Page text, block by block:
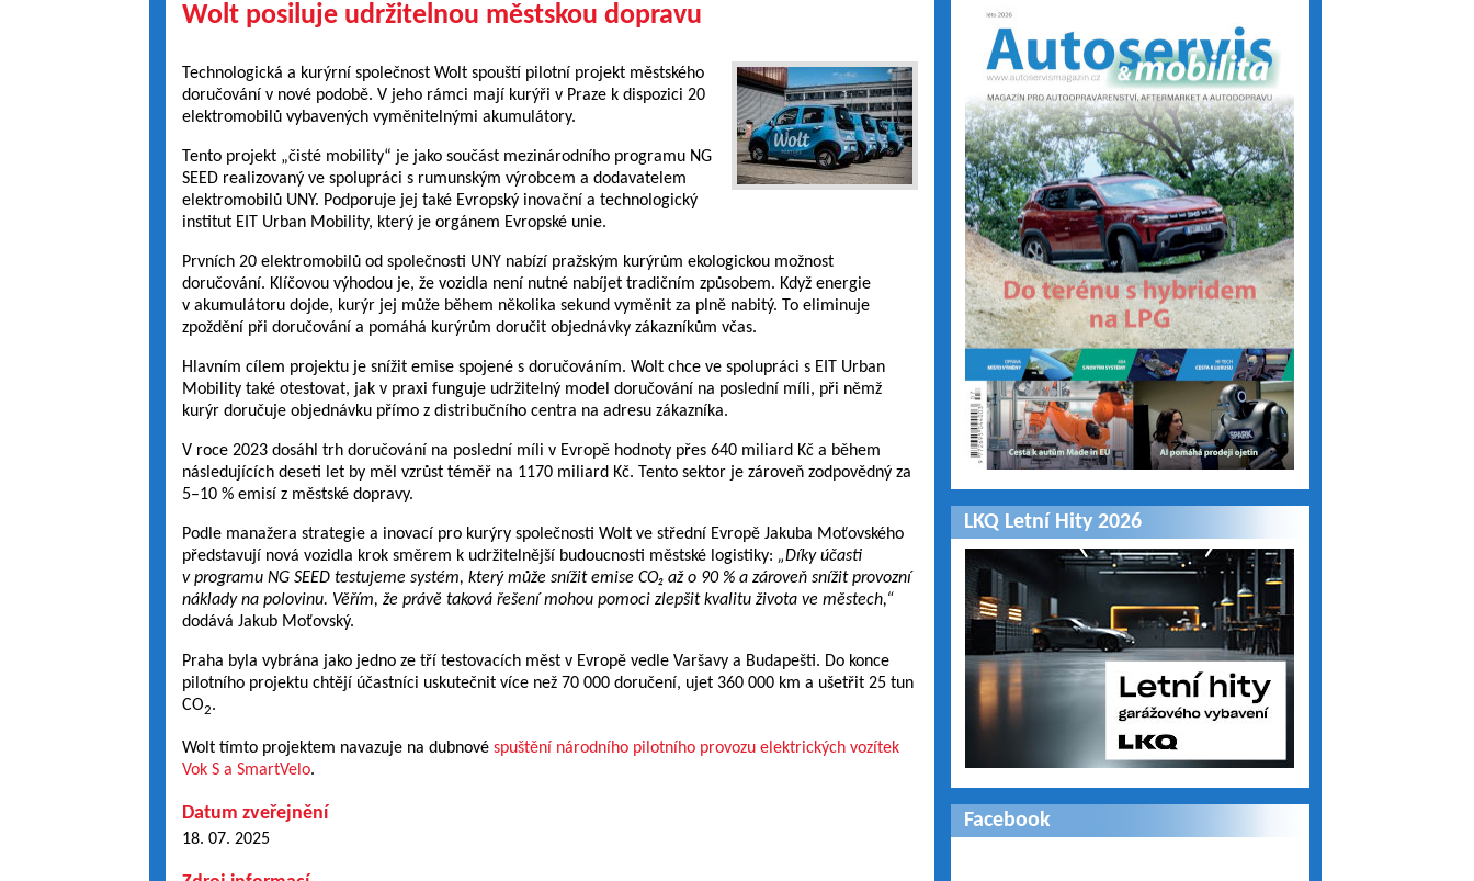
Wolt posiluje udržitelnou městskou dopravu
Technologická a kurýrní společnost Wolt spouští pilotní projekt městského
doručování v nové podobě. V jeho rámci mají kurýři v Praze k dispozici 20
elektromobilů vybavených vyměnitelnými akumulátory.
Tento projekt „čisté mobility“ je jako součást mezinárodního programu NG
SEED realizovaný ve spolupráci s rumunským výrobcem a dodavatelem
elektromobilů UNY. Podporuje jej také Evropský inovační a technologický
institut EIT Urban Mobility, který je orgánem Evropské unie.
Prvních 20 elektromobilů od společnosti UNY nabízí pražským kurýrům ekologickou možnost
doručování. Klíčovou výhodou je, že vozidla není nutné nabíjet tradičním způsobem. Když energie
v akumulátoru dojde, kurýr jej může během několika sekund vyměnit za plně nabitý. To eliminuje
zpoždění při doručování a pomáhá kurýrům doručit objednávky zákazníkům včas.
Hlavním cílem projektu je snížit emise spojené s doručováním. Wolt chce ve spolupráci s EIT Urban
Mobility také otestovat, jak v praxi funguje udržitelný model doručování na poslední míli, při němž
kurýr doručuje objednávku přímo z distribučního centra na adresu zákazníka.
V roce 2023 dosáhl trh doručování na poslední míli v Evropě hodnoty přes 640 miliard Kč a během
následujících deseti let by měl vzrůst téměř na 1170 miliard Kč. Tento sektor je zároveň zodpovědný za
5–10 % emisí z městské dopravy.
Podle manažera strategie a inovací pro kurýry společnosti Wolt ve střední Evropě Jakuba Moťovského
představují nová vozidla krok směrem k udržitelnější budoucnosti městské logistiky: „Díky účasti
v programu NG SEED testujeme systém, který může snížit emise CO₂ až o 90 % a zároveň snížit provozní
náklady na polovinu. Věřím, že právě taková řešení mohou pomoci zlepšit kvalitu života ve městech,“
dodává Jakub Moťovský.
Praha byla vybrána jako jedno ze tří testovacích měst v Evropě vedle Varšavy a Budapešti. Do konce
pilotního projektu chtějí účastníci uskutečnit více než 70 000 doručení, ujet 360 000 km a ušetřit 25 tun
CO2.
Wolt tímto projektem navazuje na dubnové spuštění národního pilotního provozu elektrických vozítek
Vok S a SmartVelo.
Datum zveřejnění
18. 07. 2025
LKQ Letní Hity 2026
Facebook